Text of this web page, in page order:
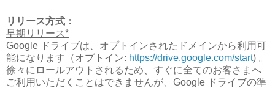
リリース方式：
早期リリース*
Google ドライブは、オプトインされたドメインから利用可
能になります（オプトイン: https://drive.google.com/start) 。
徐々にロールアウトされるため、すぐに全てのお客さまへ
ご利用いただくことはできませんが、Google ドライブの準